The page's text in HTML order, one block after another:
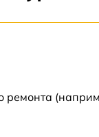
ремонта